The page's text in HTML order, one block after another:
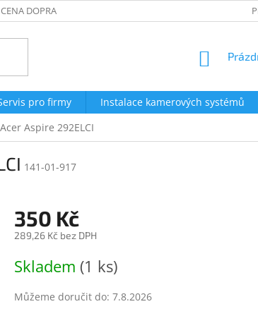
CENA DOPRAVY
pro firmy Instalace kamerových systémů
Aspire 292ELCI
141-01-917
350 Kč
289,26 Kč bez DPH
cena:
Skladem (1 ks)
Můžeme doručit do: 7.8.2026